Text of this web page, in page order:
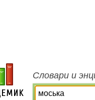
Словари и